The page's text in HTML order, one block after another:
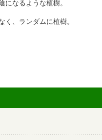
になるような植樹。
く、ランダムに植樹。